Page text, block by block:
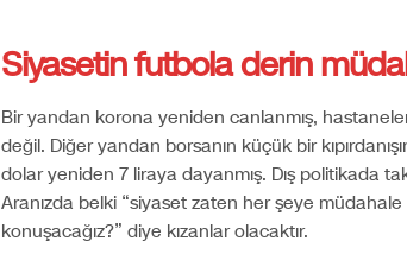
Siyasetin futbola derin
Bir yandan korona yeniden canlanmış,
değil. Diğer yandan borsanın küçük bir
dolar yeniden 7 liraya dayanmış. Dış politikada
Aranızda belki “siyaset zaten her şeye
konuşacağız?” diye kızanlar olacaktır.